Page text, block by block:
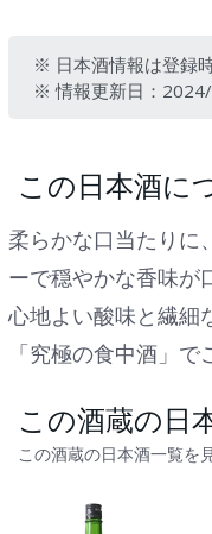
※ 日本酒情報は登録
※ 情報更新日：
この日本酒に
柔らかな口当たりに
ーで穏やかな香味が
心地よい酸味と繊細
「究極の食中酒」で
この酒蔵の日
この酒蔵の日本酒一覧を